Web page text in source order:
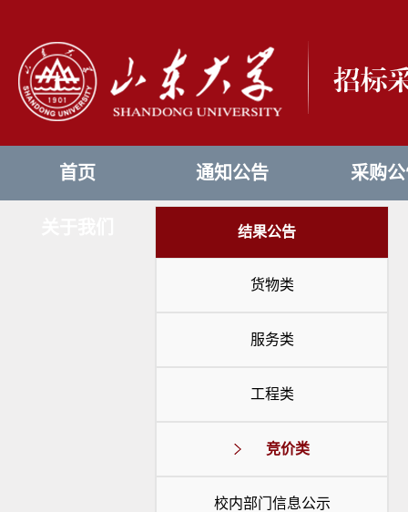
首页 通知公告 采购
结果公告
货物类
服务类
工程类
竞价类
校内部门信息公示